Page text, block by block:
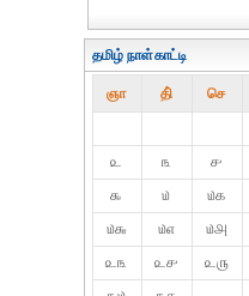
தமிழ் நாள்காட்டி
ஞா தி் செ
௨
௩ ௪
௯
௰ ௰௧
௰௬
௰௭ ௰௮
௨௩
௨௪ ௨௫